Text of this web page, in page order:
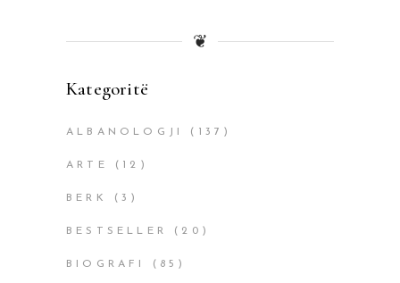
❦
Kategoritë
ALBANOLOGJI (137)
ARTE (12)
BERK (3)
BESTSELLER (20)
BIOGRAFI (85)